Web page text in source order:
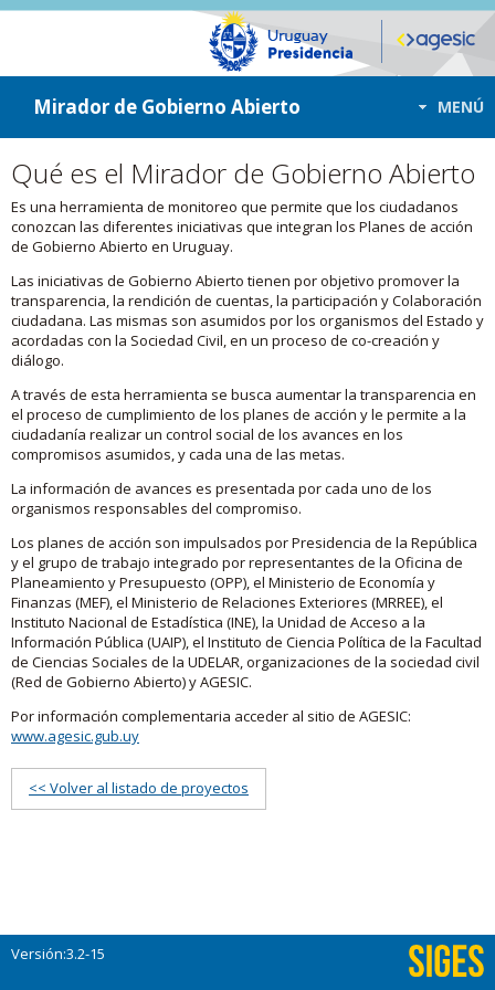
ir a contenido
ir al menú
Mirador de Gobierno Abierto MENÚ
Qué es el Mirador de Gobierno Abierto
Es una herramienta de monitoreo que permite que los ciudadanos
conozcan las diferentes iniciativas que integran los Planes de acción
de Gobierno Abierto en Uruguay.
Las iniciativas de Gobierno Abierto tienen por objetivo promover la
transparencia, la rendición de cuentas, la participación y Colaboración
ciudadana. Las mismas son asumidos por los organismos del Estado y
acordadas con la Sociedad Civil, en un proceso de co-creación y
diálogo.
A través de esta herramienta se busca aumentar la transparencia en
el proceso de cumplimiento de los planes de acción y le permite a la
ciudadanía realizar un control social de los avances en los
compromisos asumidos, y cada una de las metas.
La información de avances es presentada por cada uno de los
organismos responsables del compromiso.
Los planes de acción son impulsados por Presidencia de la República
y el grupo de trabajo integrado por representantes de la Oficina de
Planeamiento y Presupuesto (OPP), el Ministerio de Economía y
Finanzas (MEF), el Ministerio de Relaciones Exteriores (MRREE), el
Instituto Nacional de Estadística (INE), la Unidad de Acceso a la
Información Pública (UAIP), el Instituto de Ciencia Política de la Facultad
de Ciencias Sociales de la UDELAR, organizaciones de la sociedad civil
(Red de Gobierno Abierto) y AGESIC.
Por información complementaria acceder al sitio de AGESIC:
www.agesic.gub.uy
<< Volver al listado de proyectos
Versión:3.2-15